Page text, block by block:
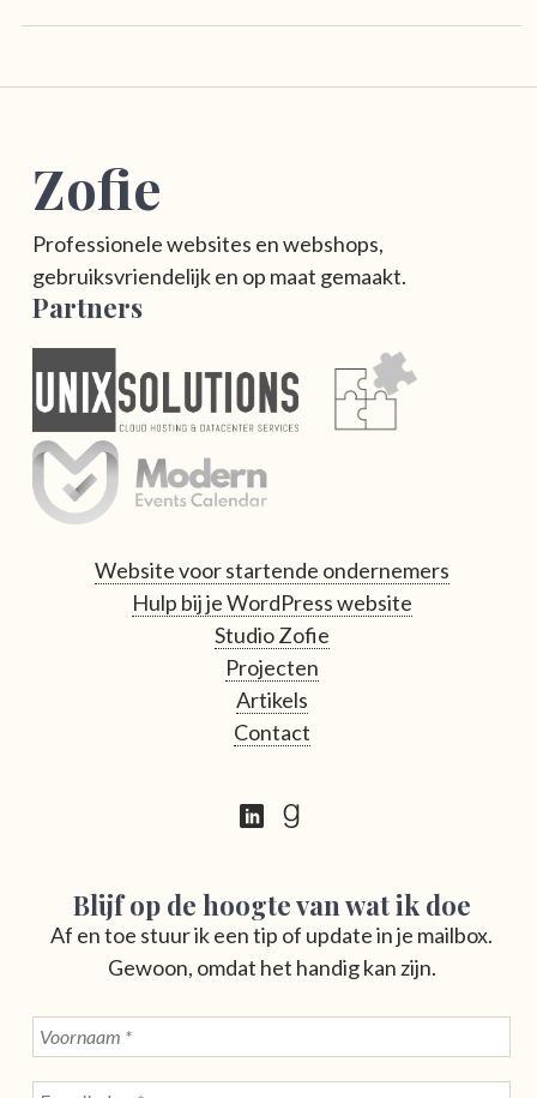
Zofie
Professionele websites en webshops,
gebruiksvriendelijk en op maat gemaakt.
Partners
Website voor startende ondernemers
Hulp bij je WordPress website
Studio Zofie
Projecten
Artikels
Contact
Blijf op de hoogte van wat ik doe
Af en toe stuur ik een tip of update in je mailbox.
Gewoon, omdat het handig kan zijn.